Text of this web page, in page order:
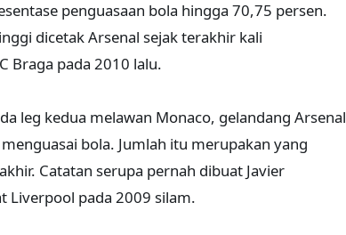
penguasaan bola hingga 70,75 persen.
dicetak Arsenal sejak terakhir kali
Braga pada 2010 lalu.
leg kedua melawan Monaco, gelandang Arsenal
bola. Jumlah itu merupakan yang
Catatan serupa pernah dibuat Javier
Liverpool pada 2009 silam.